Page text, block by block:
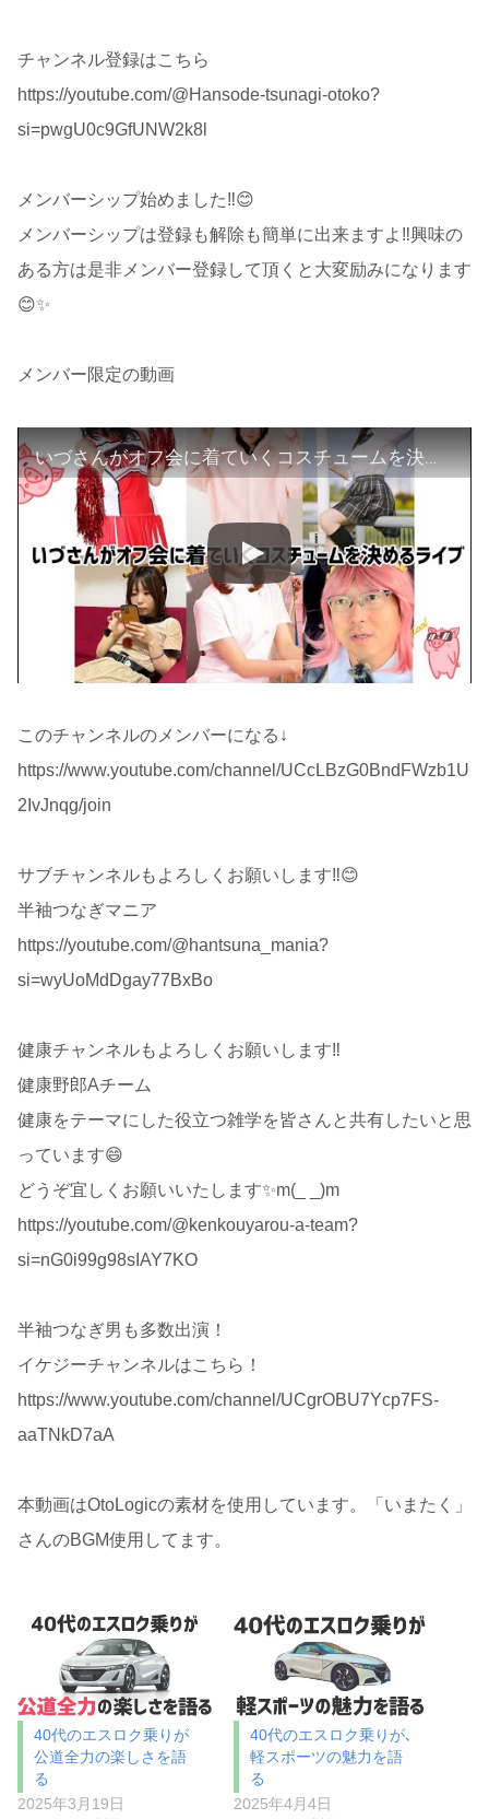
チャンネル登録はこちら
https://youtube.com/@Hansode-tsunagi-otoko?
si=pwgU0c9GfUNW2k8l
メンバーシップ始めました‼️😊
メンバーシップは登録も解除も簡単に出来ますよ‼️興味の
ある方は是非メンバー登録して頂くと大変励みになります
😊✨️
メンバー限定の動画
いづさんがオフ会に着ていくコスチュームを決めるライブ
このチャンネルのメンバーになる↓
https://www.youtube.com/channel/UCcLBzG0BndFWzb1U
2IvJnqg/join
サブチャンネルもよろしくお願いします‼️😊
半袖つなぎマニア
https://youtube.com/@hantsuna_mania?
si=wyUoMdDgay77BxBo
健康チャンネルもよろしくお願いします‼️
健康野郎Aチーム
健康をテーマにした役立つ雑学を皆さんと共有したいと思
っています😄
どうぞ宜しくお願いいたします✨m(_ _)m
https://youtube.com/@kenkouyarou-a-team?
si=nG0i99g98sIAY7KO
半袖つなぎ男も多数出演‪！
イケジーチャンネルはこちら！
https://www.youtube.com/channel/UCgrOBU7Ycp7FS-
aaTNkD7aA
本動画はOtoLogicの素材を使用しています。「いまたく」
さんのBGM使用してます。
40代のエスロク乗りが
公道全力の楽しさを語
る
2025年3月19日
40代のエスロク乗りが､
軽スポーツの魅力を語
る
2025年4月4日